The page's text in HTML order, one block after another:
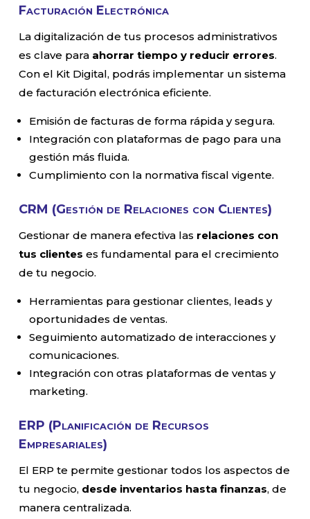
Facturación Electrónica
La digitalización de tus procesos administrativos
es clave para ahorrar tiempo y reducir errores.
Con el Kit Digital, podrás implementar un sistema
de facturación electrónica eficiente.
Emisión de facturas de forma rápida y segura.
Integración con plataformas de pago para una
gestión más fluida.
Cumplimiento con la normativa fiscal vigente.
CRM (Gestión de Relaciones con Clientes)
Gestionar de manera efectiva las relaciones con
tus clientes es fundamental para el crecimiento
de tu negocio.
Herramientas para gestionar clientes, leads y
oportunidades de ventas.
Seguimiento automatizado de interacciones y
comunicaciones.
Integración con otras plataformas de ventas y
marketing.
ERP (Planificación de Recursos
Empresariales)
El ERP te permite gestionar todos los aspectos de
tu negocio, desde inventarios hasta finanzas, de
manera centralizada.